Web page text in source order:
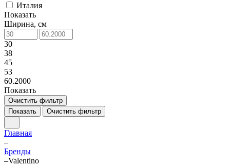
Италия
Показать
Ширина, см
30
38
45
53
60.2000
Показать
Очистить фильтр
Показать
Очистить фильтр
Главная
–
Бренды
–Valentino